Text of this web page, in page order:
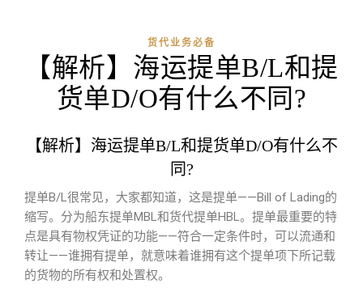
货代业务必备
【解析】海运提单B/L和提
货单D/O有什么不同?
【解析】海运提单B/L和提货单D/O有什么不
同?
提单B/L很常见，大家都知道，这是提单——Bill of Lading的
缩写。分为船东提单MBL和货代提单HBL。提单最重要的特
点是具有物权凭证的功能——符合一定条件时，可以流通和
转让——谁拥有提单，就意味着谁拥有这个提单项下所记载
的货物的所有权和处置权。